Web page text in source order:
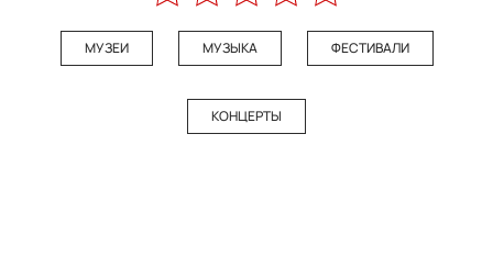
МУЗЕИ МУЗЫКА ФЕСТИВАЛИ
КОНЦЕРТЫ